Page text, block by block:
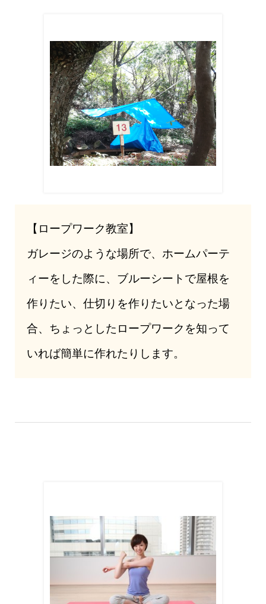
【ロープワーク教室】
ガレージのような場所で、ホームパーテ
ィーをした際に、ブルーシートで屋根を
作りたい、仕切りを作りたいとなった場
合、ちょっとしたロープワークを知って
いれば簡単に作れたりします。